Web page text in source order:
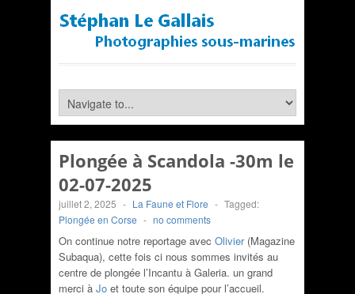
Plongée à Scandola -30m le
02-07-2025
juillet 2, 2025 - La Faune et Flore - Tagged:
Plongée en Corse - no comments
On continue notre reportage avec Olivier(Magazine
Subaqua), cette fois ci nous sommes invités au
centre de plongée l’Incantu à Galeria. un grand
merci à Jo et toute son équipe pour l’accueil.